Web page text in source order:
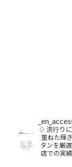
♢ 流行り
重ねた輝
タンを厳
店での実績